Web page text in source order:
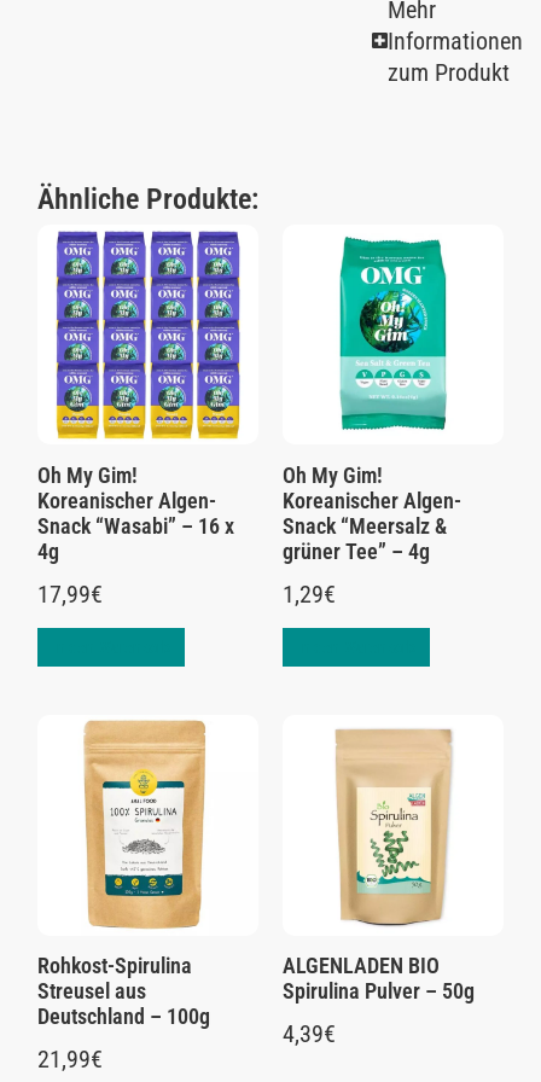
Mehr
Informationen
zum Produkt
Ähnliche Produkte:
Oh My Gim!
Koreanischer Algen-
Snack “Wasabi” – 16 x
4g
17,99€
Oh My Gim!
Koreanischer Algen-
Snack “Meersalz &
grüner Tee” – 4g
1,29€
Rohkost-Spirulina
Streusel aus
Deutschland – 100g
21,99€
ALGENLADEN BIO
Spirulina Pulver – 50g
4,39€